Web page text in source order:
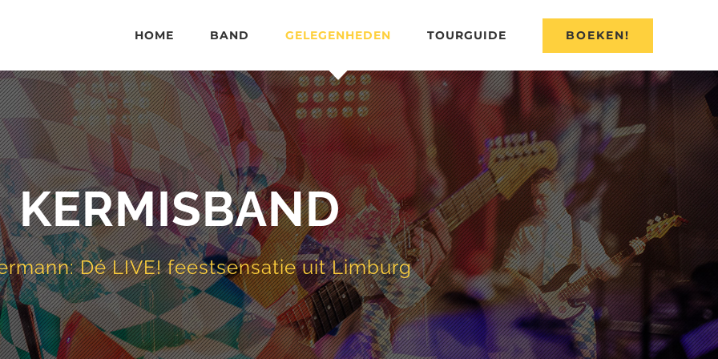
HOME BAND GELEGENHEDEN TOURGUIDE BOEKEN!
KERMISBAND
Dé LIVE! feestsensatie uit Limburg